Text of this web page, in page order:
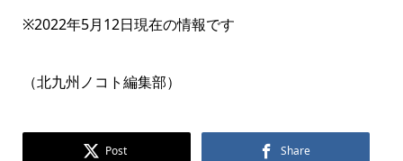
※2022年5月12日現在の情報です
（北九州ノコト編集部）
Post Share